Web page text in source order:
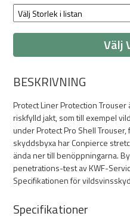
Välj
BESKRIVNING
Protect Liner Protection
riskfylld jakt, som till exempel
under Protect Pro Shell
skyddsbyxa har Conpierce
ända ner till benöppningarna.
penetrations-test av KWF-
Specifikationen för
Specifikationer